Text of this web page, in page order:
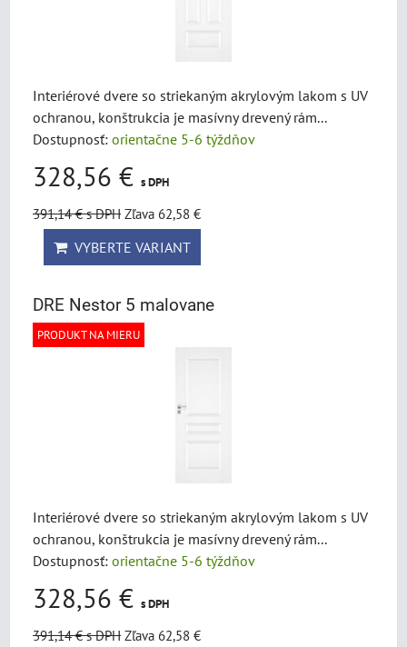
Interiérové dvere so striekaným akrylovým lakom s UV
ochranou, konštrukcia je masívny drevený rám...
Dostupnosť: orientačne 5-6 týždňov
328,56 € s DPH
391,14 €s DPH Zľava 62,58 €
VYBERTE VARIANT
DRE Nestor 5 malovane
PRODUKT NA MIERU
Interiérové dvere so striekaným akrylovým lakom s UV
ochranou, konštrukcia je masívny drevený rám...
Dostupnosť: orientačne 5-6 týždňov
328,56 € s DPH
391,14 €s DPH Zľava 62,58 €